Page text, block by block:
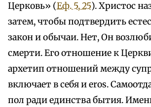
Церковь» (Еф. 5, 25). Христос
затем, чтобы подтвердить
закон и обычаи. Нет, Он
смерти. Его отношение к
архетип отношений между
включает в себя и eros.
пол ради единства бытия.